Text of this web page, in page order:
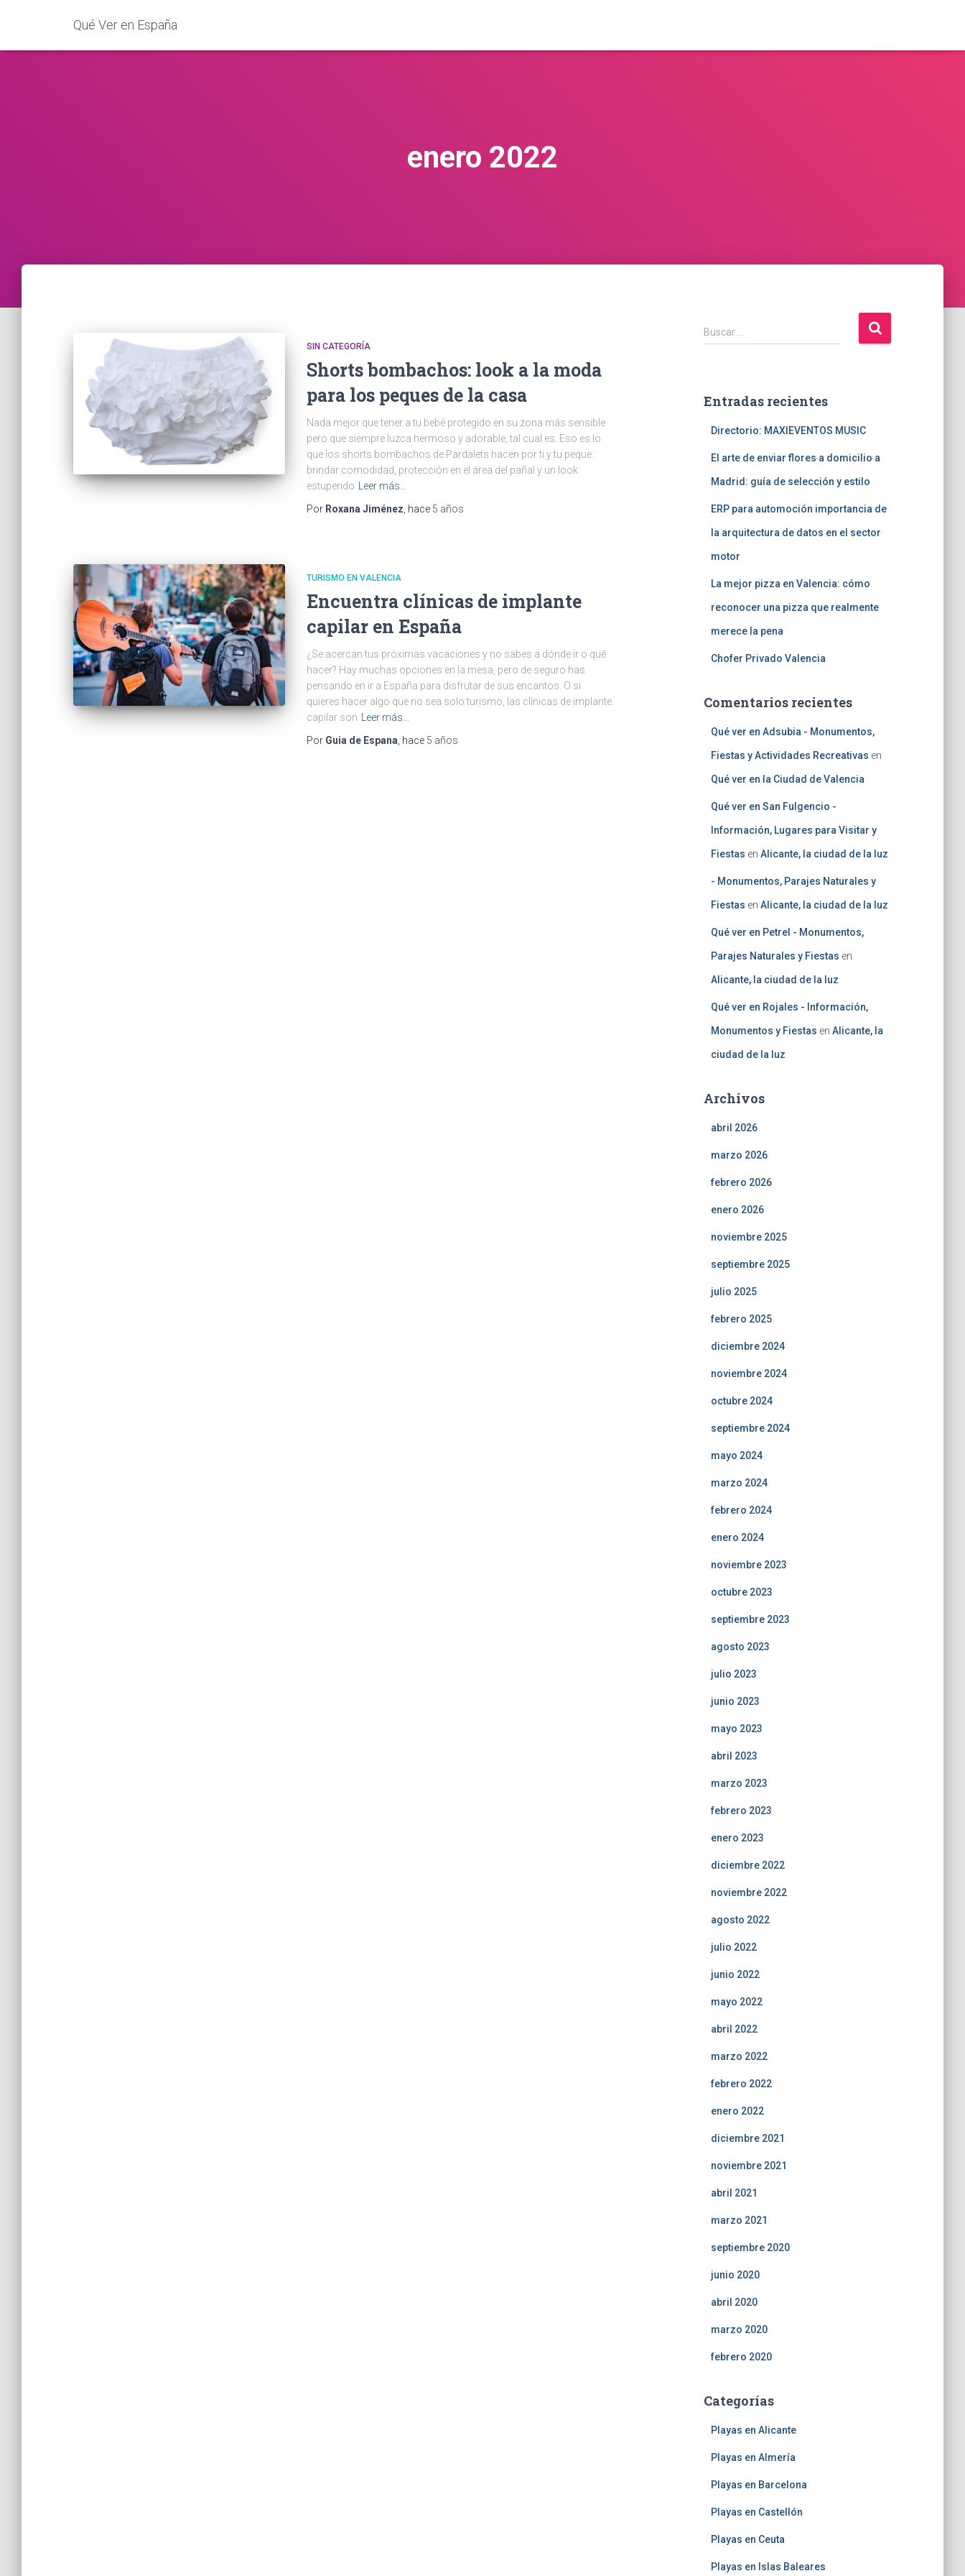
Qué Ver en España
enero 2022
SIN CATEGORÍA
Shorts bombachos: look a la moda
para los peques de la casa
Nada mejor que tener a tu bebé protegido en su zona más sensible
pero que siempre luzca hermoso y adorable, tal cual es. Eso es lo
que los shorts bombachos de Pardalets hacen por ti y tu peque:
brindar comodidad, protección en el área del pañal y un look
estupendo
Leer más…
Por Roxana Jiménez , hace 5 años
TURISMO EN VALENCIA
Encuentra clínicas de implante
capilar en España
¿Se acercan tus próximas vacaciones y no sabes a dónde ir o qué
hacer? Hay muchas opciones en la mesa, pero de seguro has
pensando en ir a España para disfrutar de sus encantos. O si
quieres hacer algo que no sea solo turismo, las clínicas de implante
capilar son
Leer más…
Por Guia de Espana , hace 5 años
B
u
r
Buscar …
Entradas recientes
Directorio: MAXIEVENTOS MUSIC
El arte de enviar flores a domicilio a
Madrid: guía de selección y estilo
ERP para automoción importancia de
la arquitectura de datos en el sector
motor
La mejor pizza en Valencia: cómo
reconocer una pizza que realmente
merece la pena
Chofer Privado Valencia
Comentarios recientes
Qué ver en Adsubia - Monumentos,
Fiestas y Actividades Recreativas en
Qué ver en la Ciudad de Valencia
Qué ver en San Fulgencio -
Información, Lugares para Visitar y
Fiestas en Alicante, la ciudad de la luz
- Monumentos, Parajes Naturales y
Fiestas en Alicante, la ciudad de la luz
Qué ver en Petrel - Monumentos,
Parajes Naturales y Fiestas en
Alicante, la ciudad de la luz
Qué ver en Rojales - Información,
Monumentos y Fiestas en Alicante, la
ciudad de la luz
Archivos
abril 2026
marzo 2026
febrero 2026
enero 2026
noviembre 2025
septiembre 2025
julio 2025
febrero 2025
diciembre 2024
noviembre 2024
octubre 2024
septiembre 2024
mayo 2024
marzo 2024
febrero 2024
enero 2024
noviembre 2023
octubre 2023
septiembre 2023
agosto 2023
julio 2023
junio 2023
mayo 2023
abril 2023
marzo 2023
febrero 2023
enero 2023
diciembre 2022
noviembre 2022
agosto 2022
julio 2022
junio 2022
mayo 2022
abril 2022
marzo 2022
febrero 2022
enero 2022
diciembre 2021
noviembre 2021
abril 2021
marzo 2021
septiembre 2020
junio 2020
abril 2020
marzo 2020
febrero 2020
Categorías
Playas en Alicante
Playas en Almería
Playas en Barcelona
Playas en Castellón
Playas en Ceuta
Playas en Islas Baleares